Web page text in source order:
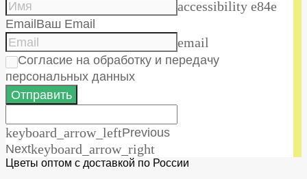
accessibility e84e
EmailВаш Email
email
Согласие на обработку и передачу
персональных данных
Отправить
keyboard_arrow_leftPrevious
Nextkeyboard_arrow_right
Цветы оптом с доставкой по России